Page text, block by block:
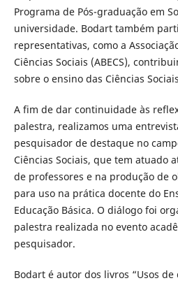
Programa de Pós-graduação em
universidade. Bodart também
representativas, como a
Ciências Sociais (ABECS),
sobre o ensino das Ciências
A fim de dar continuidade às
palestra, realizamos uma
pesquisador de destaque no
Ciências Sociais, que tem atuado
de professores e na produção de
para uso na prática docente do
Educação Básica. O diálogo foi
palestra realizada no evento
pesquisador.
Bodart é autor dos livros “Usos